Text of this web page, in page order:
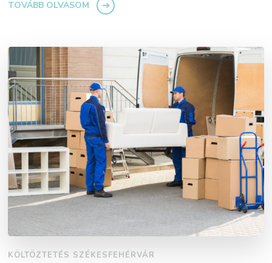
TOVÁBB OLVASOM
KÖLTÖZTETÉS SZÉKESFEHÉRVÁR